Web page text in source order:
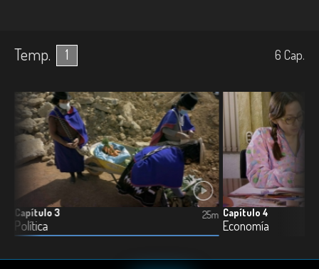
Temp. 1 6 Cap.
Capítulo 3
Política
25m Capítulo 4
Economía